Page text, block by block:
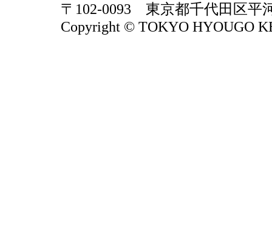
〒102-0093 東京都千代田区平
Copyright © TOKYO HYOUGO